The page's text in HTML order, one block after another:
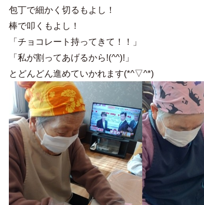
包丁で細かく切るもよし！
棒で叩くもよし！
「チョコレート持ってきて！！」
「私が割ってあげるから!(^^)!」
とどんどん進めていかれます(*^▽^*)